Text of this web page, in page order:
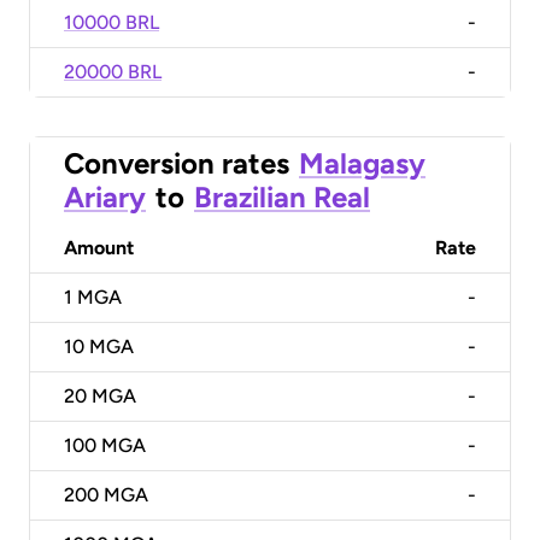
10000 BRL -
20000 BRL -
Conversion rates Malagasy
Ariary to Brazilian Real
Amount Rate
1 MGA -
10 MGA -
20 MGA -
100 MGA -
200 MGA -